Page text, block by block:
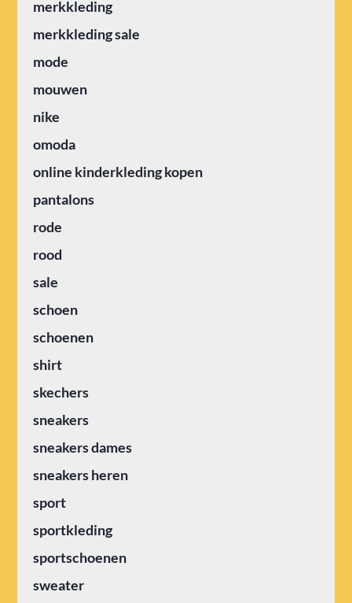
merkkleding
merkkleding sale
mode
mouwen
nike
omoda
online kinderkleding kopen
pantalons
rode
rood
sale
schoen
schoenen
shirt
skechers
sneakers
sneakers dames
sneakers heren
sport
sportkleding
sportschoenen
sweater